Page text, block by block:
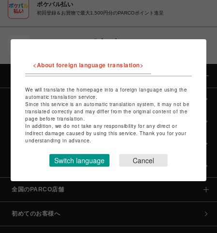
ポケパル払い
初回登録＆お買物で最大1,500円分のPARCOポイント進呈
POCKET PARCO（公式アプリ）
カテゴリー
全カテゴリーから探す
culture TOP
POP-UP SHOP TOP
PARCO GAMES TOP
全国のPARCO店舗
初めてのお客様へ
<About foreign language translation>
We will translate the homepage into a foreign language using the
automatic translation service.
Since this service is an automatic translation system, it may not be
translated correctly and may differ from the original content of the
page before translation.
In addition, we do not take any responsibility for any direct or
indirect damage caused by using this service. Thank you for your
understanding in advance.
Switch language Cancel